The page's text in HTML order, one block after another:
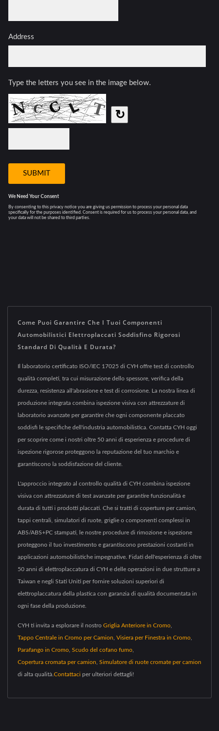
Come Puoi Garantire Che I Tuoi Componenti
Automobilistici Elettroplaccati Soddisfino Rigorosi
Standard Di Qualità E Durata?
Il laboratorio certificato ISO/IEC 17025 di CYH offre test di controllo
qualità completi, tra cui misurazione dello spessore, verifica della
durezza, resistenza all'abrasione e test di corrosione. La nostra linea di
produzione integrata combina ispezione visiva con attrezzature di
laboratorio avanzate per garantire che ogni componente placcato
soddisfi le specifiche dell'industria automobilistica. Contatta CYH oggi
per scoprire come i nostri oltre 50 anni di esperienza e procedure di
ispezione rigorose proteggono la reputazione del tuo marchio e
garantiscono la soddisfazione del cliente.
L'approccio integrato al controllo qualità di CYH combina ispezione
visiva con attrezzature di test avanzate per garantire funzionalità e
durata di tutti i prodotti placcati. Che si tratti di coperture per camion,
tappi centrali, simulatori di ruote, griglie o componenti complessi in
ABS/ABS+PC stampati, le nostre procedure di rimozione e ispezione
proteggono il tuo investimento e garantiscono prestazioni costanti in
applicazioni automobilistiche impegnative. Fidati dell'esperienza di oltre
50 anni di elettroplaccatura di CYH e delle operazioni in due strutture a
Taiwan e negli Stati Uniti per fornire soluzioni superiori di
elettroplaccatura della plastica con garanzia di qualità documentata in
ogni fase della produzione.
CYH ti invita a esplorare il nostro Griglia Anteriore in Cromo
Tappo Centrale in Cromo per Camion Visiera per Finestra in Cromo
Parafango in Cromo Scudo del cofano fumo
Copertura cromata per camion Simulatore di ruote cromate per camion
di alta qualità. Contattaci per ulteriori dettagli!